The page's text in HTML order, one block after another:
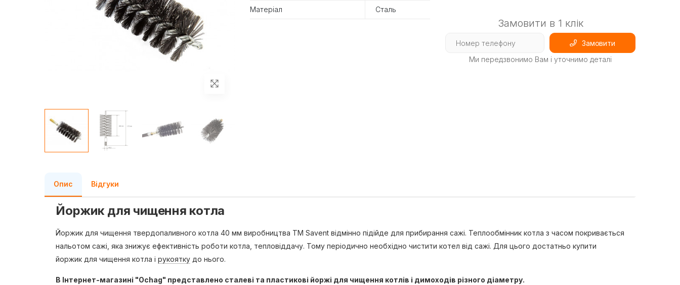
Матеріал Сталь
Замовити в 1 клік
Замовити
Ми передзвонимо Вам і уточнимо деталі
Опис Відгуки
Йоржик для чищення котла
Йоржик для чищення твердопаливного котла 40 мм виробництва ТМ Savent відмінно підійде для прибирання сажі. Теплообмінник котла з часом покривається
нальотом сажі, яка знижує ефективність роботи котла, тепловіддачу. Тому періодично необхідно чистити котел від сажі. Для цього достатньо купити
йоржик для чищення котла і рукоятку до нього.
В Інтернет-магазині "Ochag" представлено сталеві та пластикові йоржі для чищення котлів і димоходів різного діаметру.